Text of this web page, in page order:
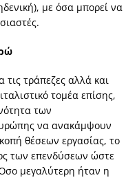
με όσα μπορεί να
τράπεζες αλλά και
τομέα επίσης,
των
να ανακάμψουν
θέσεων εργασίας, το
των επενδύσεων ώστε
μεγαλύτερη ήταν η